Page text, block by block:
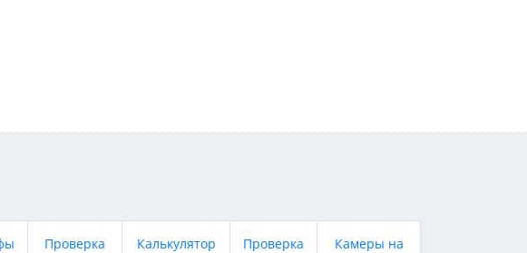
Проверка
Калькулятор
Проверка
Камеры на